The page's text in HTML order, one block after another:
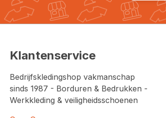
Klantenservice
Bedrijfskledingshop vakmanschap
sinds 1987 - Borduren & Bedrukken -
Werkkleding & veiligheidsschoenen